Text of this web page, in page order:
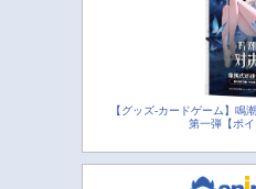
【グッズ-カードゲーム】鳴
第一弾【ポイ